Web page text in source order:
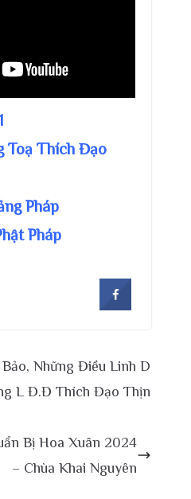
Toạ Thích Đạo
Pháp
Pháp
Những Điều Linh D
L Đ.Đ Thích Đạo Thịn
Bị Hoa Xuân 2024
– Chùa Khai Nguyên